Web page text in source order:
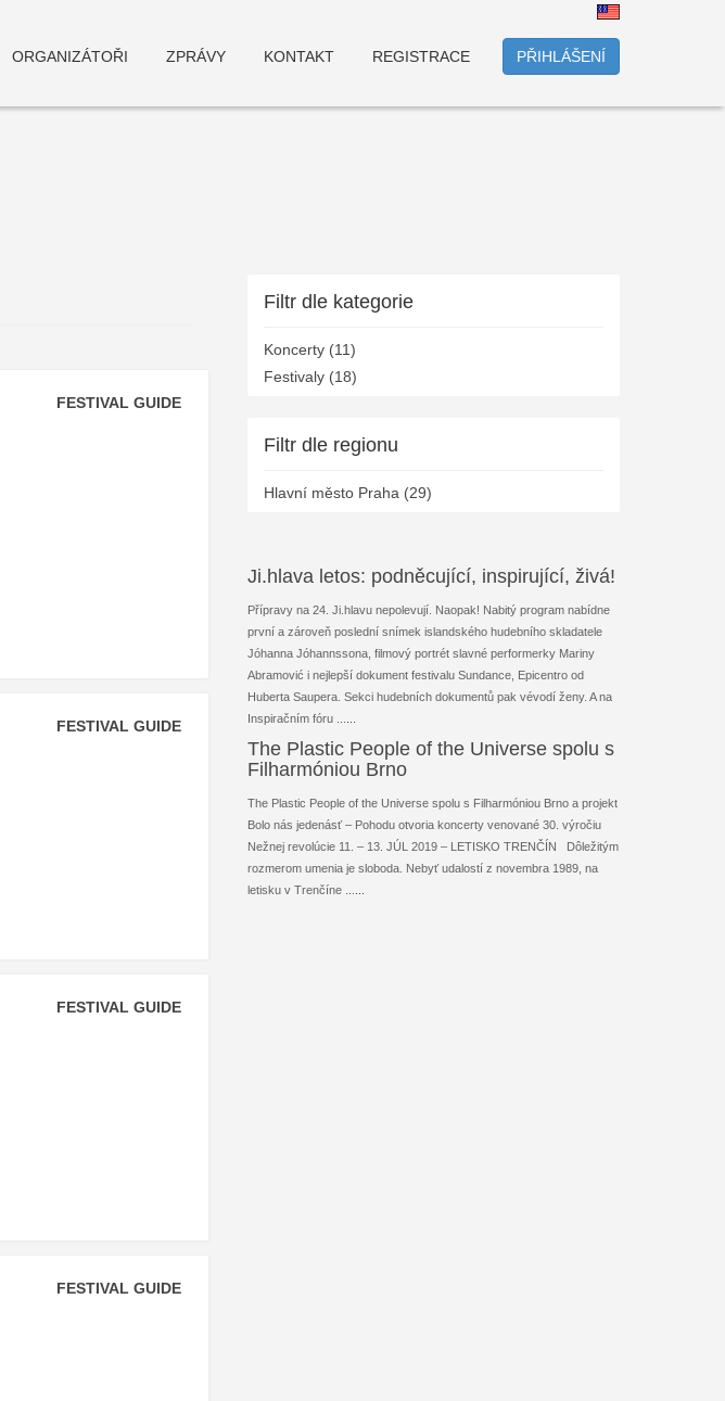
ORGANIZÁTOŘI ZPRÁVY KONTAKT REGISTRACE PŘIHLÁŠENÍ
FESTIVAL GUIDE
FESTIVAL GUIDE
FESTIVAL GUIDE
FESTIVAL GUIDE
Filtr dle kategorie
Koncerty (11)
Festivaly (18)
Filtr dle regionu
Hlavní město Praha (29)
Ji.hlava letos: podněcující, inspirující, živá!
Přípravy na 24. Ji.hlavu nepolevují. Naopak! Nabitý program nabídne
první a zároveň poslední snímek islandského hudebního skladatele
Jóhanna Jóhannssona, filmový portrét slavné performerky Mariny
Abramović i nejlepší dokument festivalu Sundance, Epicentro od
Huberta Saupera. Sekci hudebních dokumentů pak vévodí ženy. A na
Inspiračním fóru ...
The Plastic People of the Universe spolu s
Filharmóniou Brno
The Plastic People of the Universe spolu s Filharmóniou Brno a projekt
Bolo nás jedenásť – Pohodu otvoria koncerty venované 30. výročiu
Nežnej revolúcie 11. – 13. JÚL 2019 – LETISKO TRENČÍN Dôležitým
rozmerom umenia je sloboda. Nebyť udalostí z novembra 1989, na
letisku v Trenčíne ...